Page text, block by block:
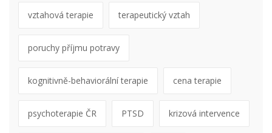
vztahová terapie terapeutický vztah
poruchy příjmu potravy
kognitivně-behaviorální terapie cena terapie
psychoterapie ČR PTSD krizová intervence